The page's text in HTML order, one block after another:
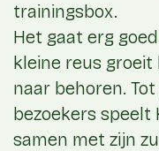
trainingsbox.
Het gaat erg
kleine reus
naar behoren.
bezoekers speelt
samen met zijn